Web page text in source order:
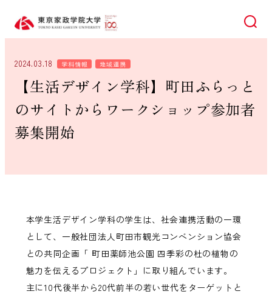
検索
2024.03.18 学科情報 地域連携
【生活デザイン学科】町田ふらっと
のサイトからワークショップ参加者
募集開始
本学生活デザイン学科の学生は、社会連携活動の一環
として、一般社団法人町田市観光コンベンション協会
との共同企画「 町田薬師池公園 四季彩の杜の植物の
魅力を伝えるプロジェクト」に取り組んでいます。
主に10代後半から20代前半の若い世代をターゲットと